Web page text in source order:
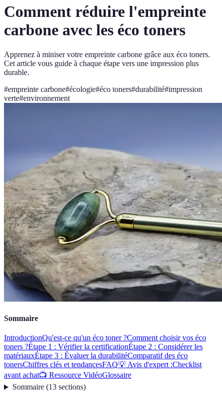
Comment réduire l'empreinte
carbone avec les éco toners
Apprenez à miniser votre empreinte carbone grâce aux éco toners.
Cet article vous guide à chaque étape vers une impression plus
durable.
#empreinte carbone#écologie#éco toners#durabilité#impression
verte#environnement
Sommaire
IntroductionQu'est-ce qu'un éco toner ?Comment choisir vos éco
toners ?Étape 1 : Vérifier la certificationÉtape 2 : Considérer les
matériauxÉtape 3 : Évaluer la durabilitéComparatif des éco
tonersChiffres clés et tendancesFAQ💡 Avis d'expert :Checklist
avant achat📺 Ressource VidéoGlossaire
Sommaire(13 sections)